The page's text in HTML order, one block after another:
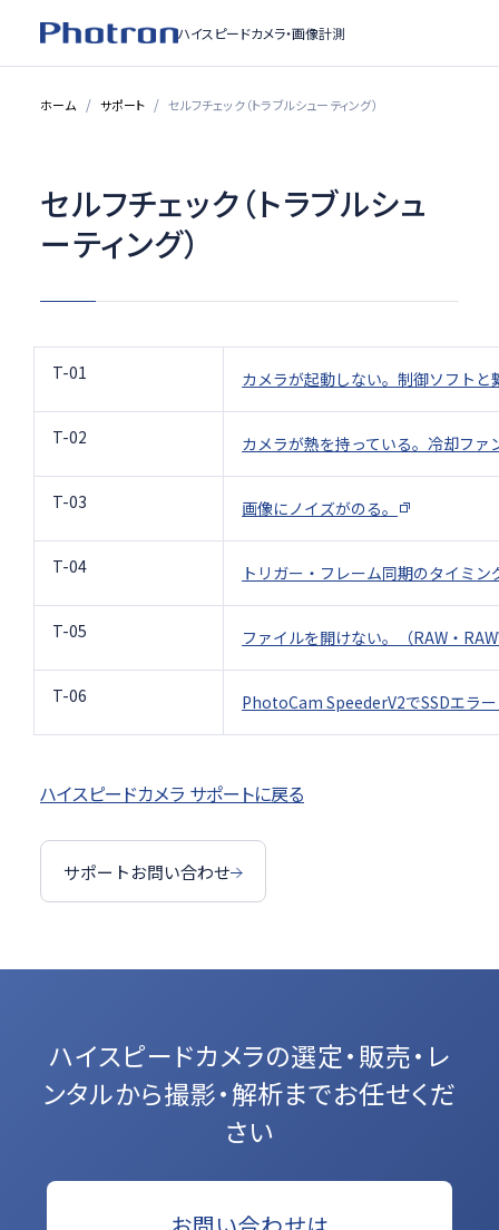
ハイスピードカメラ・画像計測
ホーム サポート セルフチェック（トラブルシューティング）
セルフチェック（トラブルシュ
ーティング）
T-01 カメラが起動しない。制御ソフトと
T-02 カメラが熱を持っている。冷却ファ
T-03 画像にノイズがのる。
T-04 トリガー・フレーム同期のタイミン
T-05 ファイルを開けない。（RAW・
T-06 PhotoCam SpeederV2でSSDエラ
ハイスピードカメラ サポートに戻る
サポートお問い合わせ
ハイスピードカメラの選定・販売・レ
ンタルから撮影・解析までお任せくだ
さい